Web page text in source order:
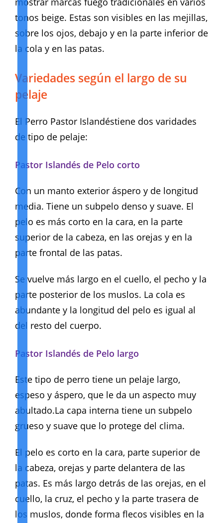
tonos beige. Estas son visibles en las mejillas,
sobre los ojos, debajo y en la parte inferior de
la cola y en las patas.
Variedades según el largo de su
pelaje
El Perro Pastor Islandéstiene dos varidades
de tipo de pelaje:
Pastor Islandés de Pelo corto
Con un manto exterior áspero y de longitud
media. Tiene un subpelo denso y suave. El
pelo es más corto en la cara, en la parte
superior de la cabeza, en las orejas y en la
parte frontal de las patas.
Se vuelve más largo en el cuello, el pecho y la
parte posterior de los muslos. La cola es
abundante y la longitud del pelo es igual al
del resto del cuerpo.
Pastor Islandés de Pelo largo
Este tipo de perro tiene un pelaje largo,
espeso y áspero, que le da un aspecto muy
abultado.La capa interna tiene un subpelo
grueso y suave que lo protege del clima.
El pelo es corto en la cara, parte superior de
la cabeza, orejas y parte delantera de las
patas. Es más largo detrás de las orejas, en el
cuello, la cruz, el pecho y la parte trasera de
los muslos, donde forma flecos visibles en la